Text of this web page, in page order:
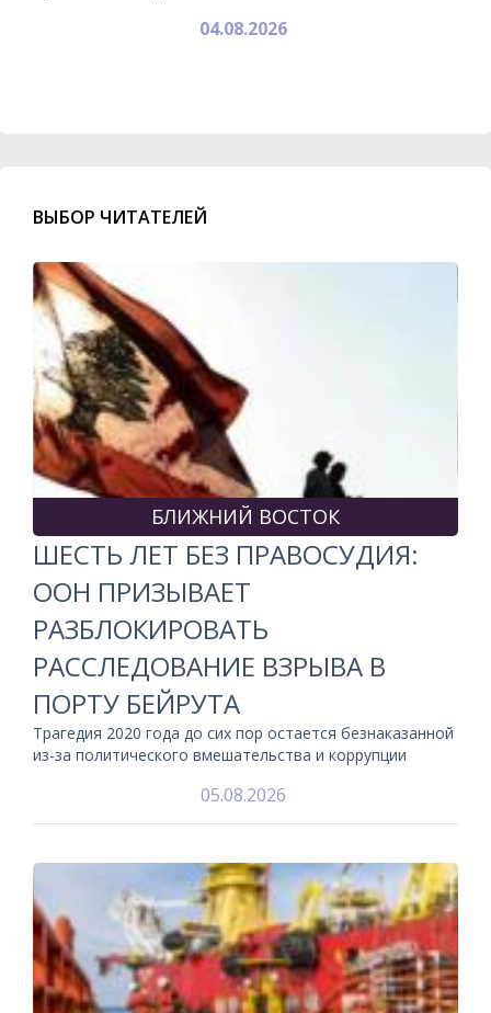
04.08.2026
ВЫБОР ЧИТАТЕЛЕЙ
БЛИЖНИЙ ВОСТОК
ШЕСТЬ ЛЕТ БЕЗ ПРАВОСУДИЯ:
ООН ПРИЗЫВАЕТ
РАЗБЛОКИРОВАТЬ
РАССЛЕДОВАНИЕ ВЗРЫВА В
ПОРТУ БЕЙРУТА
Трагедия 2020 года до сих пор остается безнаказанной
из-за политического вмешательства и коррупции
05.08.2026